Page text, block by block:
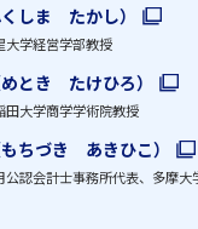
しま たかし）
学経営学部教授
とき たけひろ）
大学商学学術院教授
ちづき あきひこ）
認会計士事務所代表、多摩大